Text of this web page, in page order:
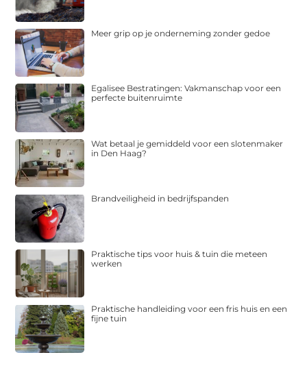
Meer grip op je onderneming zonder gedoe
Egalisee Bestratingen: Vakmanschap voor een
perfecte buitenruimte
Wat betaal je gemiddeld voor een slotenmaker
in Den Haag?
Brandveiligheid in bedrijfspanden
Praktische tips voor huis & tuin die meteen
werken
Praktische handleiding voor een fris huis en een
fijne tuin